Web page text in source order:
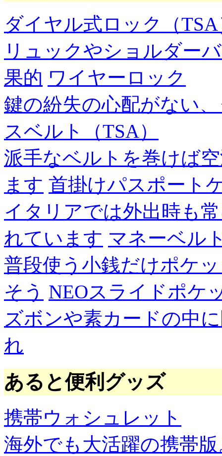
ダイヤル式ロック（
リュックやショルダー
果的 ワイヤーロック
鍵の紛失の心配がない
スベルト（TSA）
派手なベルトを巻けば
ます 首掛けパスポート
イタリアでは外出時も
れています マネーベル
普段使う小銭だけポケ
そう NEOスライドポケ
ズボンや素カードの中
れ
あると便利グッズ
携帯ウォシュレット
海外でも大活躍の携帯